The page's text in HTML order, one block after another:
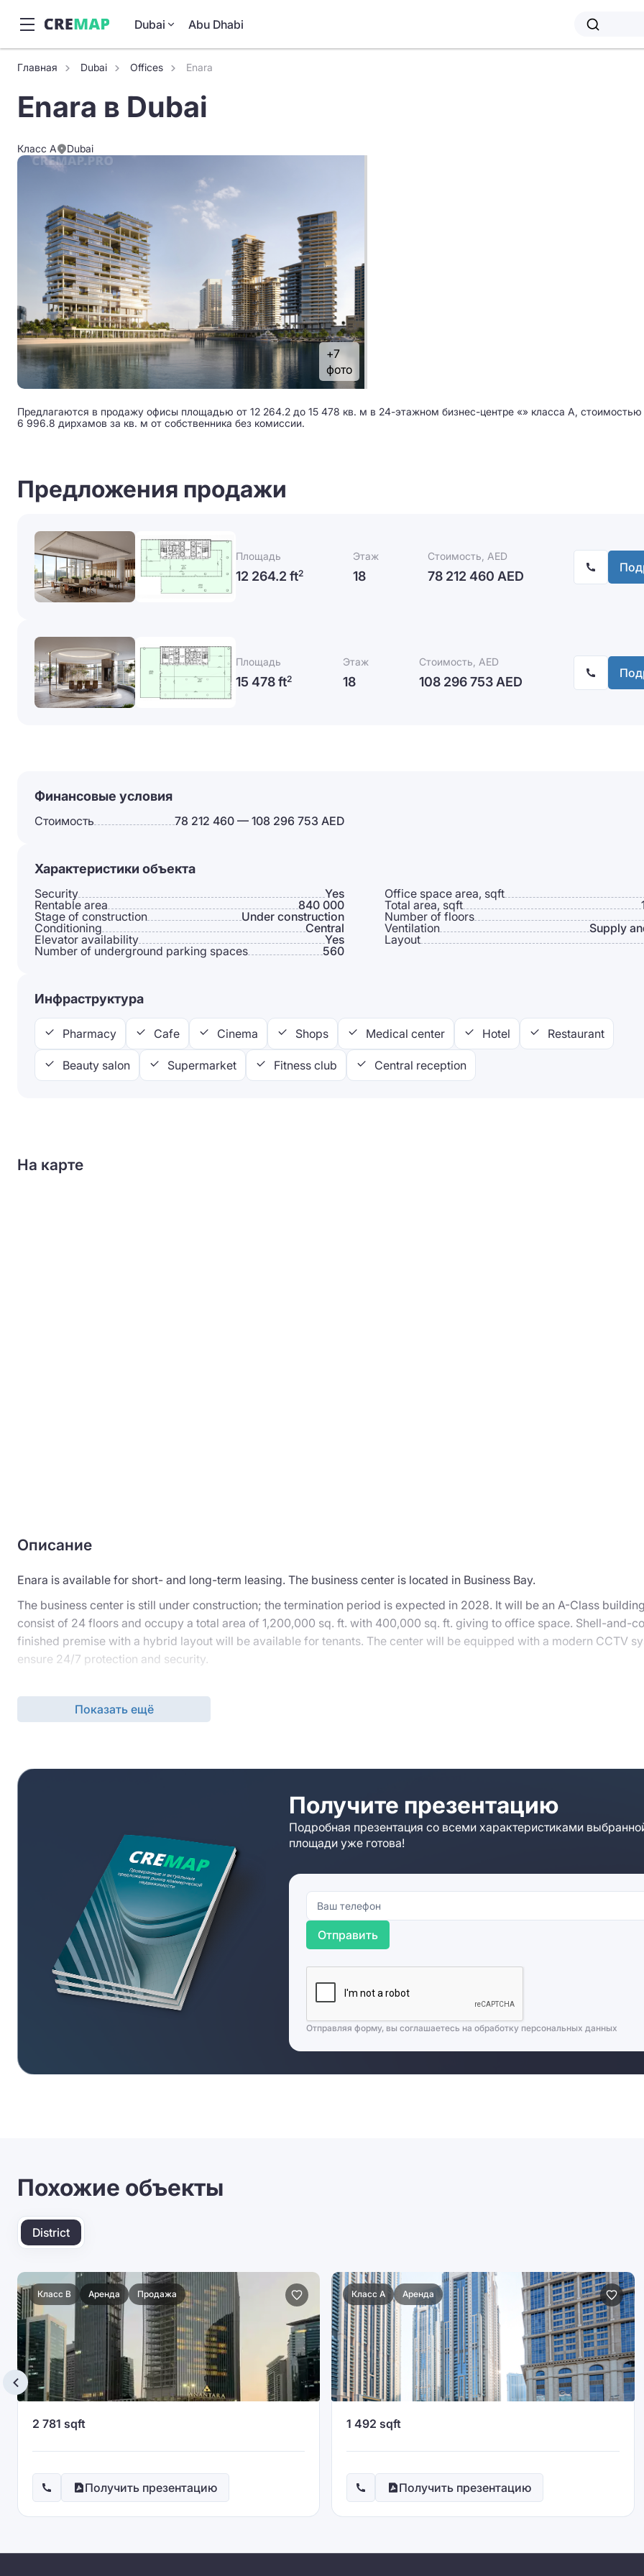
Dubai Abu Dhabi
Главная Dubai Offices Enara
Enara в Dubai
Класс A Dubai
+7
фото
Предлагаются в продажу офисы площадью от 12 264.2 до 15 478 кв. м в 24-этажном бизнес-центре «» класса A, стоимостью
6 996.8 дирхамов за кв. м от собственника без комиссии.
Предложения продажи
Площадь
12 264.2 ft2
Этаж
18
Стоимость, AED
78 212 460 AED
Площадь
15 478 ft2
Этаж
18
Стоимость, AED
108 296 753 AED
Финансовые условия
Стоимость 78 212 460 — 108 296 753 AED
Характеристики объекта
Security Yes Office space area, sqft
Rentable area
840 000 Total area, sqft
Stage of construction
Under construction Number of floors
Conditioning
Сentral Ventilation
Supply
Elevator availability
Yes Layout
Number of underground parking spaces
560
Инфраструктура
Pharmacy Cafe Cinema Shops Medical center Hotel Restaurant
Beauty salon Supermarket Fitness club Central reception
На карте
Описание
Enara is available for short- and long-term leasing. The business center is located in Business Bay.
The business center is still under construction; the termination period is expected in 2028. It will be an A-Class
consist of 24 floors and occupy a total area of 1,200,000 sq. ft. with 400,000 sq. ft. giving to office space. Shell-and-
finished premise with a hybrid layout will be available for tenants. The center will be equipped with a modern CCTV
ensure 24/7 protection and security.
salon, a fitness club, a medical center, etc. are scattered around. A branched transport network passes the district.
Показать ещё
Получите презентацию
Подробная презентация со всеми характеристиками
площади уже готова!
Отправить
Отправляя форму, вы соглашаетесь на обработку персональных данных
Похожие объекты
District
Класс B Аренда Продажа
2 781 sqft
Получить презентацию
Класс A Аренда
1 492 sqft
Получить презентацию